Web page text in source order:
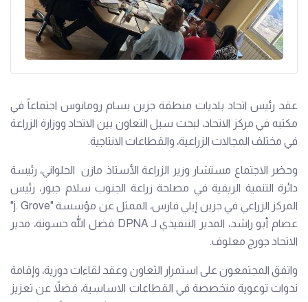
عقد رئيس اتحاد بلديات منطقة جزين بسام رومانوس اجتماعاً في
مكتبه في مركز الاتحاد، لبحث سبل التعاون بين الاتحاد ووزارة الزراعة
في مختلف المجالات الزراعية، والقطاعات الانتاجية.
وحضر الاجتماع مستشار وزير الزراعة الأستاذ مازن الحلواني، رئيسة
دائرة التنمية الريفية في مصلحة زراعة الجنوب سلام جبور، رئيس
المركز الزراعي في جزين إيلي فارس، الممثل عن مؤسسة "j. Grove"
عصام أبو راشد، المدير التنفيذي لـ DPNA فضل الله حسونة، مدير
الاتحاد جورج معلوف.
واتفق المجتمعون على استمرار التعاون وعقد لقاءات دورية، وإقامة
ندوات توعوية متخصصة في القطاعات الاساسية، فضلاً عن تعزيز